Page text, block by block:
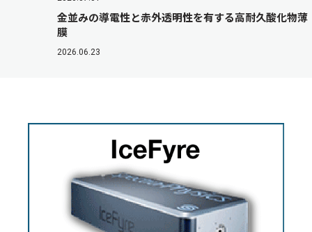
金並みの導電性と赤外透明性を有する高耐久酸化物薄
膜
2026.06.23